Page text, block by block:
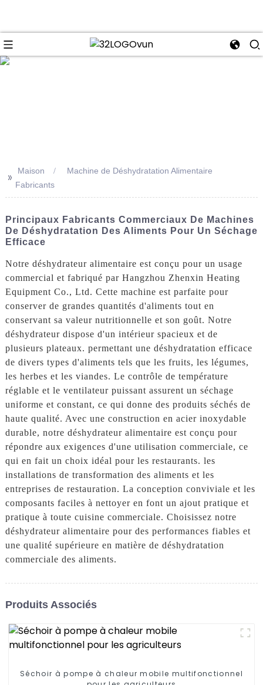
>> Maison
Machine de Déshydratation Alimentaire
Fabricants
Principaux Fabricants Commerciaux De Machines
De Déshydratation Des Aliments Pour Un Séchage
Efficace
Notre déshydrateur alimentaire est conçu pour un usage
commercial et fabriqué par Hangzhou Zhenxin Heating
Equipment Co., Ltd. Cette machine est parfaite pour
conserver de grandes quantités d'aliments tout en
conservant sa valeur nutritionnelle et son goût. Notre
déshydrateur dispose d'un intérieur spacieux et de
plusieurs plateaux. permettant une déshydratation efficace
de divers types d'aliments tels que les fruits, les légumes,
les herbes et les viandes. Le contrôle de température
réglable et le ventilateur puissant assurent un séchage
uniforme et constant, ce qui donne des produits séchés de
haute qualité. Avec une construction en acier inoxydable
durable, notre déshydrateur alimentaire est conçu pour
répondre aux exigences d'une utilisation commerciale, ce
qui en fait un choix idéal pour les restaurants. les
installations de transformation des aliments et les
entreprises de restauration. La conception conviviale et les
composants faciles à nettoyer en font un ajout pratique et
pratique à toute cuisine commerciale. Choisissez notre
déshydrateur alimentaire pour des performances fiables et
une qualité supérieure en matière de déshydratation
commerciale des aliments.
Produits Associés
Séchoir à pompe à chaleur mobile multifonctionnel